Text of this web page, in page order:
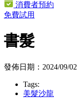
消費者預約
免費試用
書髮
發佈日期：2024/09/02
Tags:
美髮沙龍